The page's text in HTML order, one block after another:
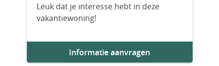
Aantal slaapkamers
Aantal badkamers
Leuk dat je interesse hebt in deze
vakantiewoning!
Informatie aanvragen